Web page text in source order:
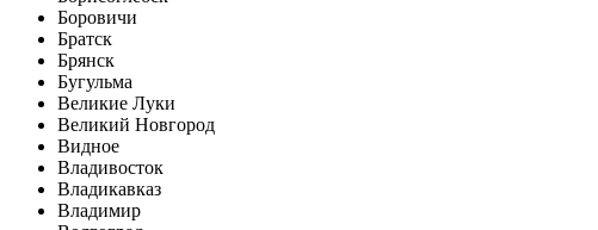
Боровичи
Братск
Брянск
Бугульма
Великие Луки
Великий Новгород
Видное
Владивосток
Владикавказ
Владимир